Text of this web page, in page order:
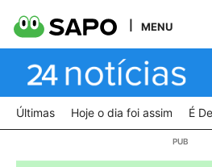
MENU
Últimas Hoje o dia foi assim É